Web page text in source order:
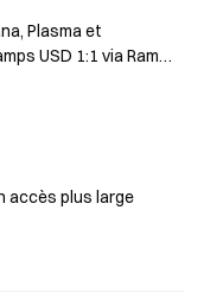
Plasma et
USD 1:1 via Ramp
accès plus large